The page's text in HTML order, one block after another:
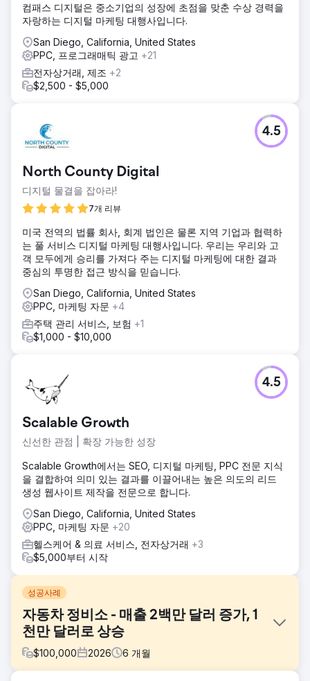
컴패스 디지털은 중소기업의 성장에 초점을 맞춘 수상 경력을
자랑하는 디지털 마케팅 대행사입니다.
San Diego, California, United States
PPC, 프로그래매틱 광고 +21
전자상거래, 제조 +2
$2,500 - $5,000
North County Digital
디지털 물결을 잡아라!
7개 리뷰
4.5
미국 전역의 법률 회사, 회계 법인은 물론 지역 기업과 협력하
는 풀 서비스 디지털 마케팅 대행사입니다. 우리는 우리와 고
객 모두에게 승리를 가져다 주는 디지털 마케팅에 대한 결과
중심의 투명한 접근 방식을 믿습니다.
San Diego, California, United States
PPC, 마케팅 자문 +4
주택 관리 서비스, 보험 +1
$1,000 - $10,000
Scalable Growth
신선한 관점 | 확장 가능한 성장
4.5
Scalable Growth에서는 SEO, 디지털 마케팅, PPC 전문 지식
을 결합하여 의미 있는 결과를 이끌어내는 높은 의도의 리드
생성 웹사이트 제작을 전문으로 합니다.
San Diego, California, United States
PPC, 마케팅 자문 +20
헬스케어 & 의료 서비스, 전자상거래 +3
$5,000부터 시작
성공사례
자동차 정비소 - 매출 2백만 달러 증가, 1
천만 달러로 상승
$100,000 2026 6 개월